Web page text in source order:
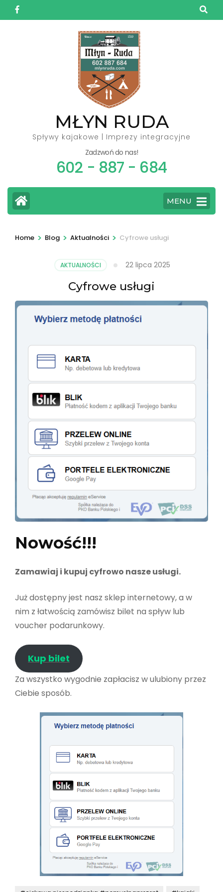
Skip
to
MŁYN RUDA
Spływy kajakowe | Imprezy integracyjne
Zadzwoń do nas!
602 - 887 - 684
MENU
Home > Blog > Aktualności > Cyfrowe usługi
AKTUALNOŚCI 22 lipca 2025
Cyfrowe usługi
Nowość!!!
Zamawiaj i kupuj cyfrowo nasze usługi.
Już dostępny jest nasz sklep internetowy, a w
nim z łatwością zamówisz bilet na spływ lub
voucher podarunkowy.
Kup bilet
Za wszystko wygodnie zapłacisz w ulubiony przez
Ciebie sposób.